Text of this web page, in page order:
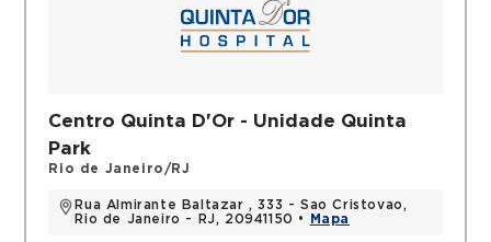
Centro Quinta D'Or - Unidade Quinta
Park
Rio de Janeiro/RJ
Rua Almirante Baltazar , 333 - Sao Cristovao,
Rio de Janeiro - RJ, 20941150 •
Mapa